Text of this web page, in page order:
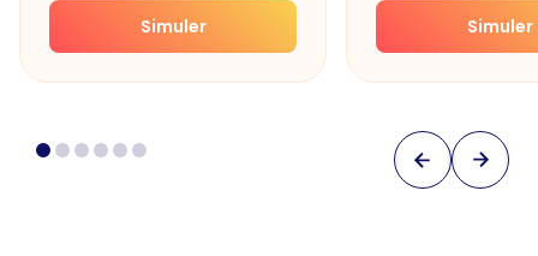
Simuler Simuler